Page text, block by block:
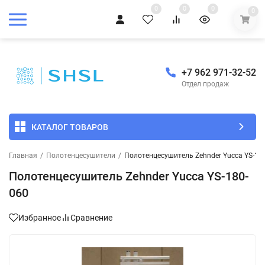
0 0 0 0
+7 962 971-32-52
Отдел продаж
КАТАЛОГ ТОВАРОВ
Главная / Полотенцесушители / Полотенцесушитель Zehnder Yucca YS-
Полотенцесушитель Zehnder Yucca YS-180-
060
Избранное Сравнение